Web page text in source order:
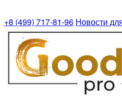
+8 (499) 717-81-96 Новости